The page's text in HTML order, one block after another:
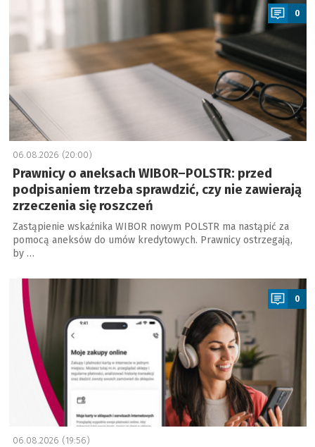
0
06.08.2026 (20:00)
Prawnicy o aneksach WIBOR–POLSTR: przed
podpisaniem trzeba sprawdzić, czy nie zawierają
zrzeczenia się roszczeń
Zastąpienie wskaźnika WIBOR nowym POLSTR ma nastąpić za
pomocą aneksów do umów kredytowych. Prawnicy ostrzegają,
by …
0
06.08.2026 (19:56)